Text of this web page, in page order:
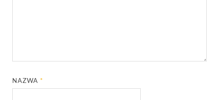
NAZWA*